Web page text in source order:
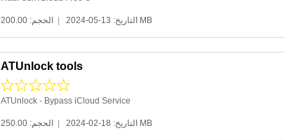
التاريخ: 13-05-2024 الحجم: 200.00 MB
ATUnlock tools
ATUnlock - Bypass iCloud Service
التاريخ: 18-02-2024 الحجم: 250.00 MB